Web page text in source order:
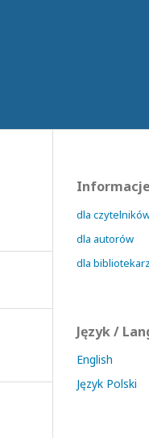
Informacje
dla
dla autorów
dla
Język /
English
Język Polski